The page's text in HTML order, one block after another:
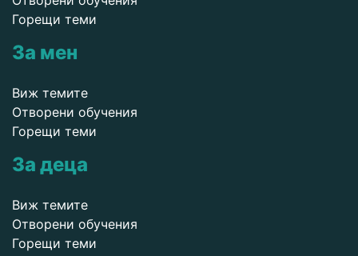
Горещи теми
За мен
Виж темите
Отворени обучения
Горещи теми
За деца
Виж темите
Отворени обучения
Горещи теми